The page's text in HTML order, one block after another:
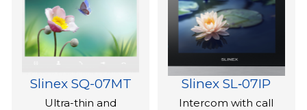
Slinex SQ-07MT
Ultra-thin and
Slinex SL‑07IP
Intercom with call